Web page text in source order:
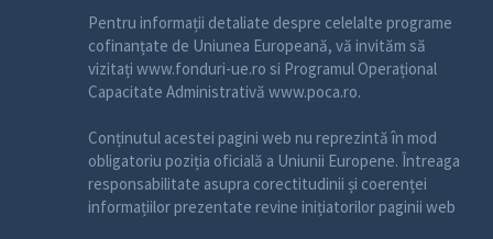
Pentru informații detaliate despre celelalte programe
cofinanțate de Uniunea Europeană, vă invităm să
vizitați www.fonduri-ue.ro si Programul Operațional
Capacitate Administrativă www.poca.ro.
Conținutul acestei pagini web nu reprezintă în mod
obligatoriu poziția oficială a Uniunii Europene. Întreaga
responsabilitate asupra corectitudinii și coerenței
informațiilor prezentate revine inițiatorilor paginii web